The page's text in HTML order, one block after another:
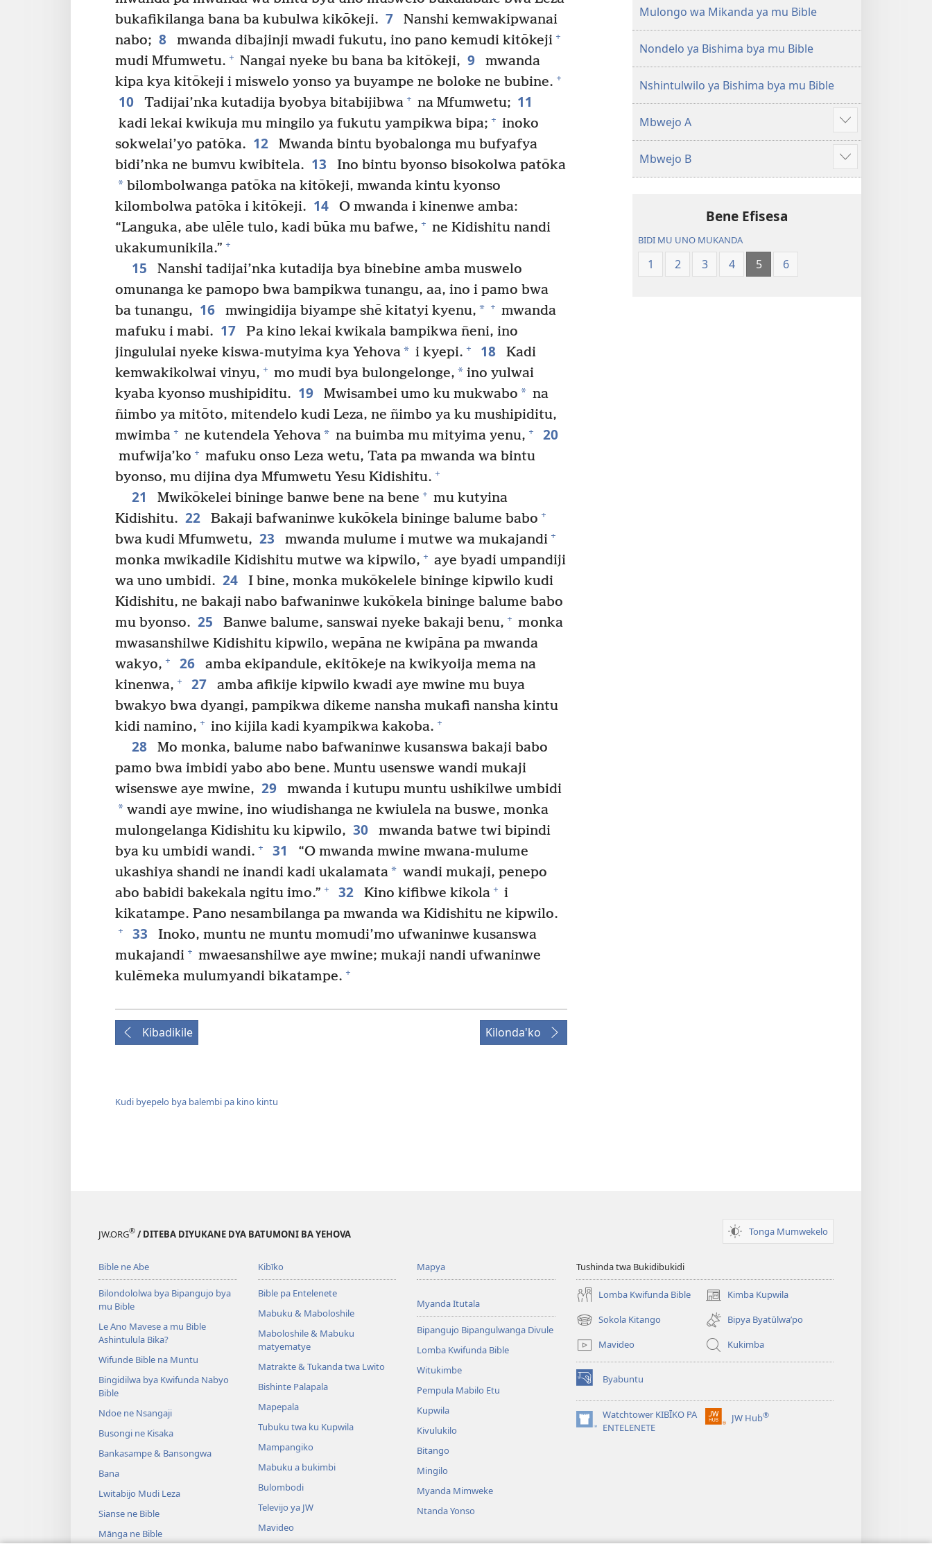
bukafikilanga bana ba kubulwa kikōkeji. 7
Nanshi kemwakipwanai
nabo; 8 mwanda dibajinji mwadi fukutu, ino pano kemudi kitōkeji +
mudi Mfumwetu. + Nangai nyeke bu bana ba kitōkeji, 9
mwanda
kipa kya kitōkeji i miswelo yonso ya buyampe ne boloke ne bubine. +
10 Tadijai’nka kutadija byobya bitabijibwa + na Mfumwetu; 11
kadi lekai kwikuja mu mingilo ya fukutu yampikwa bipa; + inoko
sokwelai’yo patōka. 12
Mwanda bintu byobalonga mu bufyafya
bidi’nka ne bumvu kwibitela. 13 Ino bintu byonso bisokolwa patōka
* bilombolwanga patōka na kitōkeji, mwanda kintu kyonso
kilombolwa patōka i kitōkeji. 14
O mwanda i kinenwe amba:
“Languka, abe ulēle tulo, kadi būka mu bafwe, + ne Kidishitu nandi
ukakumunikila.” +
15
Nanshi tadijai’nka kutadija bya binebine amba muswelo
omunanga ke pamopo bwa bampikwa tunangu, aa, ino i pamo bwa
ba tunangu, 16 mwingidija biyampe shē kitatyi kyenu, * + mwanda
mafuku i mabi. 17
Pa kino lekai kwikala bampikwa ñeni, ino
jingululai nyeke kiswa-mutyima kya Yehova* i kyepi. + 18
Kadi
kemwakikolwai vinyu, + mo mudi bya bulongelonge, * ino yulwai
kyaba kyonso mushipiditu. 19 Mwisambei umo ku mukwabo * na
ñimbo ya mitōto, mitendelo kudi Leza, ne ñimbo ya ku mushipiditu,
mwimba + ne kutendela Yehova* na buimba mu mityima yenu, + 20
mufwija’ko + mafuku onso Leza wetu, Tata pa mwanda wa bintu
byonso, mu dijina dya Mfumwetu Yesu Kidishitu. +
21 Mwikōkelei bininge banwe bene na bene + mu kutyina
Kidishitu. 22 Bakaji bafwaninwe kukōkela bininge balume babo +
bwa kudi Mfumwetu, 23 mwanda mulume i mutwe wa mukajandi +
monka mwikadile Kidishitu mutwe wa kipwilo, + aye byadi umpandiji
wa uno umbidi. 24
I bine, monka mukōkelele bininge kipwilo kudi
Kidishitu, ne bakaji nabo bafwaninwe kukōkela bininge balume babo
mu byonso. 25 Banwe balume, sanswai nyeke bakaji benu, + monka
mwasanshilwe Kidishitu kipwilo, wepāna ne kwipāna pa mwanda
wakyo, + 26
amba ekipandule, ekitōkeje na kwikyoija mema na
kinenwa, + 27
amba afikije kipwilo kwadi aye mwine mu buya
bwakyo bwa dyangi, pampikwa dikeme nansha mukafi nansha kintu
kidi namino, + ino kijila kadi kyampikwa kakoba. +
28
Mo monka, balume nabo bafwaninwe kusanswa bakaji babo
pamo bwa imbidi yabo abo bene. Muntu usenswe wandi mukaji
wisenswe aye mwine, 29 mwanda i kutupu muntu ushikilwe umbidi
* wandi aye mwine, ino wiudishanga ne kwiulela na buswe, monka
mulongelanga Kidishitu ku kipwilo, 30
mwanda batwe twi bipindi
bya ku umbidi wandi. + 31
“O mwanda mwine mwana-mulume
ukashiya shandi ne inandi kadi ukalamata* wandi mukaji, penepo
abo babidi bakekala ngitu imo.” + 32 Kino kifibwe kikola + i
kikatampe. Pano nesambilanga pa mwanda wa Kidishitu ne kipwilo.
+ 33
Inoko, muntu ne muntu momudi’mo ufwaninwe kusanswa
mukajandi + mwaesanshilwe aye mwine; mukaji nandi ufwaninwe
kulēmeka mulumyandi bikatampe. +
Kibadikile Kilonda'ko
Kudi byepelo bya balembi pa kino kintu
(Mulupulwe
mu
2018)
Ntanda
Mipya
(Mulupulwe
Mulongo wa Mikanda ya mu Bible
Nondelo ya Bishima bya mu Bible
Nshintulwilo ya Bishima bya mu Bible
Mbwejo A
Show
more
Mbwejo B
Show
more
Bene Efisesa
BIDI MU UNO MUKANDA
1 2 3 4 5 6
JW.ORG® / DITEBA DIYUKANE DYA BATUMONI BA YEHOVA Tonga Mumwekelo
Bible ne Abe
Bilondololwa bya Bipangujo bya
mu Bible
Le Ano Mavese a mu Bible
Ashintulula Bika?
Wifunde Bible na Muntu
Bingidilwa bya Kwifunda Nabyo
Bible
Ndoe ne Nsangaji
Busongi ne Kisaka
Bankasampe & Bansongwa
Bana
Lwitabijo Mudi Leza
Sianse ne Bible
Mānga ne Bible
Kibīko
Bible pa Entelenete
Mabuku & Maboloshile
Maboloshile & Mabuku
matyematye
Matrakte & Tukanda twa Lwito
Bishinte Palapala
Mapepala
Tubuku twa ku Kupwila
Mampangiko
Mabuku a bukimbi
Bulombodi
Televijo ya JW
Mavideo
Minjiki
Mapya
Myanda Itutala
Bipangujo Bipangulwanga Divule
Lomba Kwifunda Bible
Witukimbe
Pempula Mabilo Etu
Kupwila
Kivulukilo
Bitango
Mingilo
Myanda Mimweke
Ntanda Yonso
Tushinda twa Bukidibukidi
Lomba Kwifunda Bible Kimba Kupwila
(opens
new
window)
Sokola Kitango
(opens
new
window)
Bipya Byatūlwa’po
Mavideo
Kukimba
Byabuntu
(opens
new
window)Watchtower KIBĪKO PA
ENTELENETE
(opens
JW Hub®
(opens